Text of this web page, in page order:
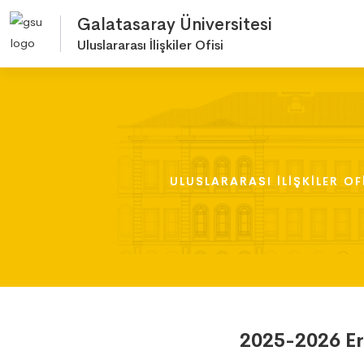
Galatasaray Üniversitesi
Uluslararası İlişkiler Ofisi
ULUSLARARASI İLIŞKILER
ULUSLARARASI İLIŞKILER
ULUSLARARASI İLIŞKILER
2025-2026